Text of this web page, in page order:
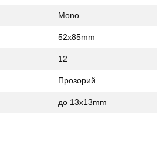
Mono
52x85mm
12
Прозорий
до 13x13mm